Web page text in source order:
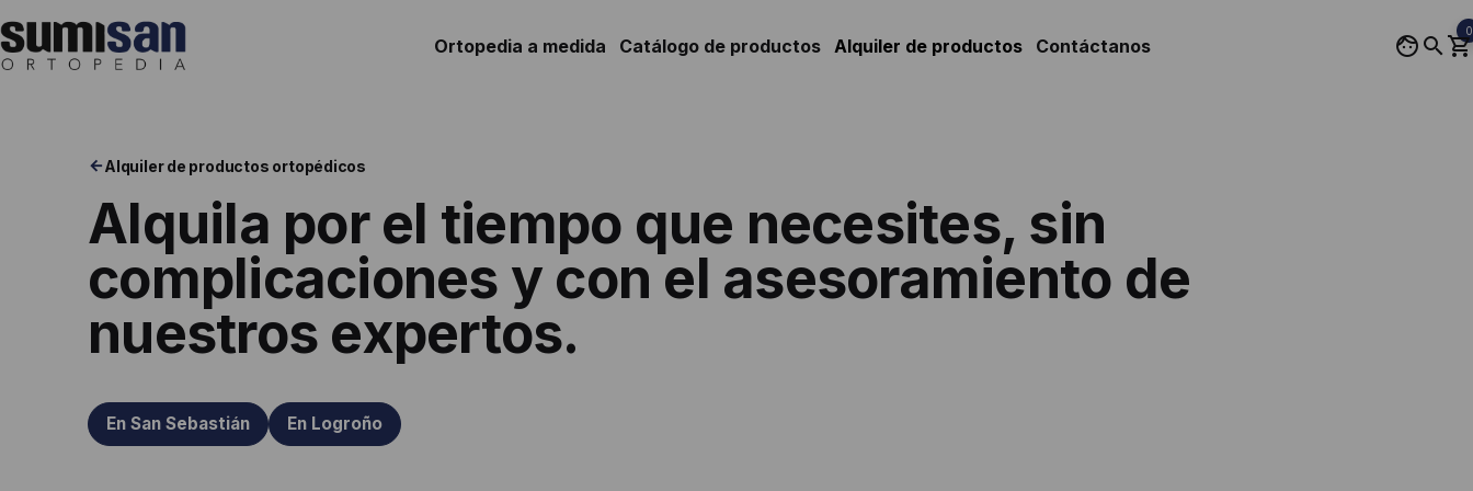
al
contenido
0
Ortopedia a medida Catálogo de productos Alquiler de productos Contáctanos
Alquiler de productos ortopédicos
Alquila por el tiempo que necesites, sin
complicaciones y con el asesoramiento de
nuestros expertos.
En San Sebastián En Logroño